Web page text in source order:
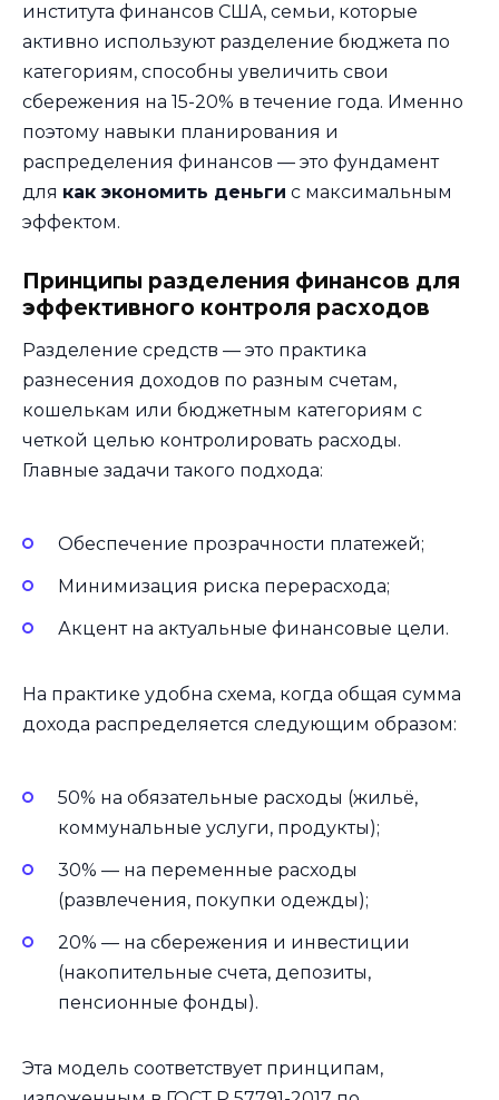
института финансов США, семьи, которые
активно используют разделение бюджета по
категориям, способны увеличить свои
сбережения на 15-20% в течение года. Именно
поэтому навыки планирования и
распределения финансов — это фундамент
для как экономить деньги с максимальным
эффектом.
Принципы разделения финансов для
эффективного контроля расходов
Разделение средств — это практика
разнесения доходов по разным счетам,
кошелькам или бюджетным категориям с
четкой целью контролировать расходы.
Главные задачи такого подхода:
Обеспечение прозрачности платежей;
Минимизация риска перерасхода;
Акцент на актуальные финансовые цели.
На практике удобна схема, когда общая сумма
дохода распределяется следующим образом:
50% на обязательные расходы (жильё,
коммунальные услуги, продукты);
30% — на переменные расходы
(развлечения, покупки одежды);
20% — на сбережения и инвестиции
(накопительные счета, депозиты,
пенсионные фонды).
Эта модель соответствует принципам,